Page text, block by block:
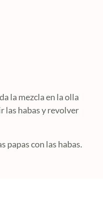
la mezcla en la olla
las habas y revolver
papas con las habas.